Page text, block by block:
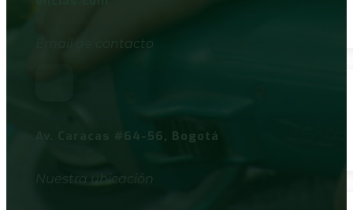
Email de contacto
Av. Caracas #64-56, Bogotá
Nuestra ubicación